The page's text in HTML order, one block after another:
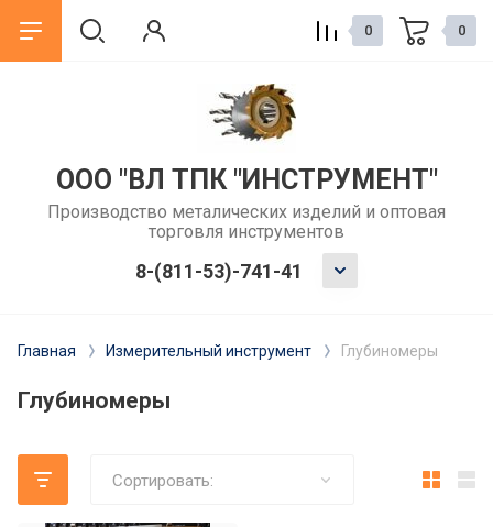
ГОСТы зенкеры
ГОСТы развертки
ГОСТы измерительный
инструмент
Как выбрать сверло по металлу
для обычного сверлильного
Метчики: как выбрать для
резьбонарезания вручную или на
Фрезы: какие бывают и как
ООО "ВЛ ТПК "ИНСТРУМЕНТ"
Производство металических изделий и оптовая
торговля инструментов
8-(811-53)-741-41
0 0
Главная Измерительный инструмент Глубиномеры
Глубиномеры
Сортировать: